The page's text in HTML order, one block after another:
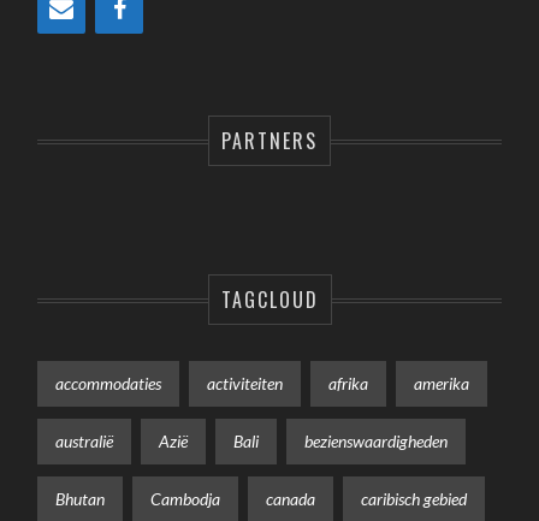
PARTNERS
TAGCLOUD
accommodaties activiteiten afrika amerika
australië Azië Bali bezienswaardigheden
Bhutan Cambodja canada caribisch gebied